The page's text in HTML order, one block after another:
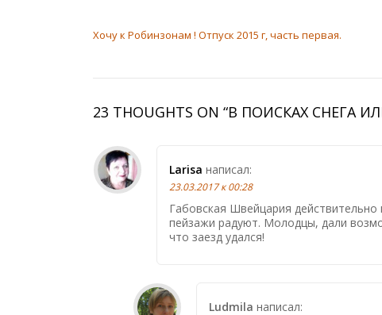
Хочу к Робинзонам ! Отпуск 2015 г, часть первая.
23 THOUGHTS ON “В ПОИСКАХ СНЕГА
Larisa написал:
23.03.2017 к 00:28
Габовская Швейцария
пейзажи радуют. Молодцы, дали
что заезд удался!
Ludmila написал: